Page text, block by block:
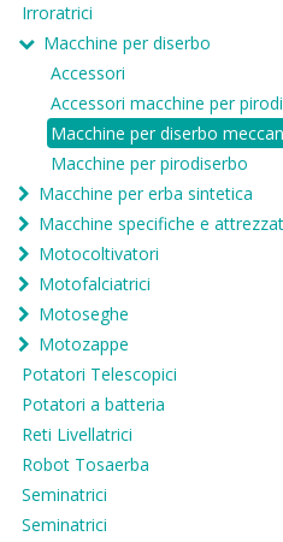
Irroratrici
Macchine per diserbo
Accessori
Accessori macchine per
Macchine per diserbo
Macchine per pirodiserbo
Macchine per erba sintetica
Macchine specifiche e
Motocoltivatori
Motofalciatrici
Motoseghe
Motozappe
Potatori Telescopici
Potatori a batteria
Reti Livellatrici
Robot Tosaerba
Seminatrici
Seminatrici